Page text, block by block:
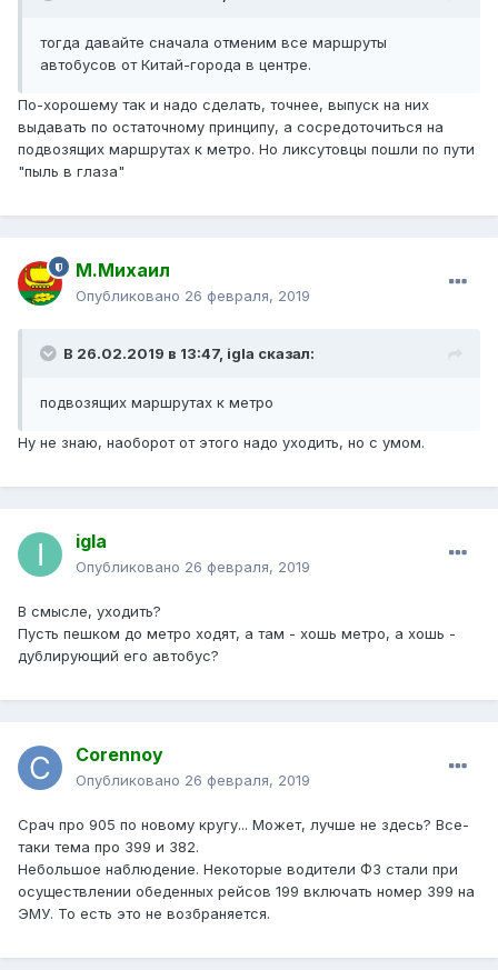
тогда давайте сначала отменим все маршруты
автобусов от Китай-города в центре.
По-хорошему так и надо сделать, точнее, выпуск на них
выдавать по остаточному принципу, а сосредоточиться на
подвозящих маршрутах к метро. Но ликсутовцы пошли по пути
"пыль в глаза"
М.Михаил
Опубликовано 26 февраля, 2019
В 26.02.2019 в 13:47, igla сказал:
подвозящих маршрутах к метро
Ну не знаю, наоборот от этого надо уходить, но с умом.
igla
Опубликовано 26 февраля, 2019
В смысле, уходить?
Пусть пешком до метро ходят, а там - хошь метро, а хошь -
дублирующий его автобус?
Corennoy
Опубликовано 26 февраля, 2019
Срач про 905 по новому кругу... Может, лучше не здесь? Все-
таки тема про 399 и 382.
Небольшое наблюдение. Некоторые водители ФЗ стали при
осуществлении обеденных рейсов 199 включать номер 399 на
ЭМУ. То есть это не возбраняется.